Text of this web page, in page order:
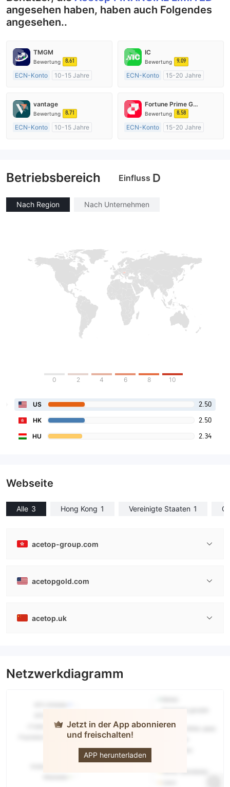
angesehen haben, haben auch Folgendes
angesehen..
TMGM
Bewertung 8.61
ECN-Konto
10-15 Jahre
Market Making (MM)
MT4-Volllizenz
IC
Bewertung 9.09
ECN-Konto
15-20 Jahre
Market Making (MM)
MT4-Volllizenz
vantage
Bewertung 8.71
ECN-Konto
10-15 Jahre
Fortune Prime Global
Bewertung 8.58
ECN-Konto
15-20 Jahre
Betriebsbereich Einfluss D
Nach Region Nach Unternehmen
0 2 4 6 8 10
US 2.50
HK 2.50
HU 2.34
Webseite
Alle 3 Hong Kong 1 Vereinigte Staaten 1
acetop-group.com
acetopgold.com
acetop.uk
Netzwerkdiagramm
Jetzt in der App abonnieren
und freischalten!
APP herunterladen
Acetop
FINANCIAL
LIMITED